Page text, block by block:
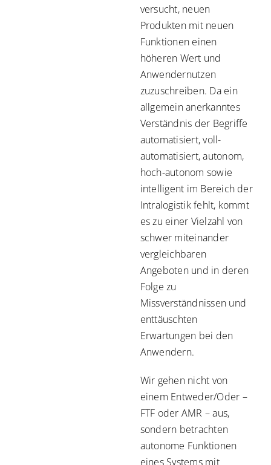
versucht, neuen
Produkten mit neuen
Funktionen einen
höheren Wert und
Anwendernutzen
zuzuschreiben. Da ein
allgemein anerkanntes
Verständnis der Begriffe
automatisiert, voll-
automatisiert, autonom,
hoch-autonom sowie
intelligent im Bereich der
Intralogistik fehlt, kommt
es zu einer Vielzahl von
schwer miteinander
vergleichbaren
Angeboten und in deren
Folge zu
Missverständnissen und
enttäuschten
Erwartungen bei den
Anwendern.
Wir gehen nicht von
einem Entweder/Oder –
FTF oder AMR – aus,
sondern betrachten
autonome Funktionen
eines Systems mit